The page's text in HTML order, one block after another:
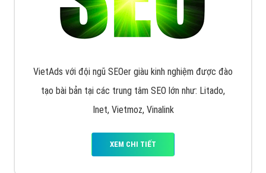
VietAds với đội ngũ SEOer giàu kinh nghiệm được đào
tạo bài bản tại các trung tâm SEO lớn như: Litado,
Inet, Vietmoz, Vinalink
XEM CHI TIẾT